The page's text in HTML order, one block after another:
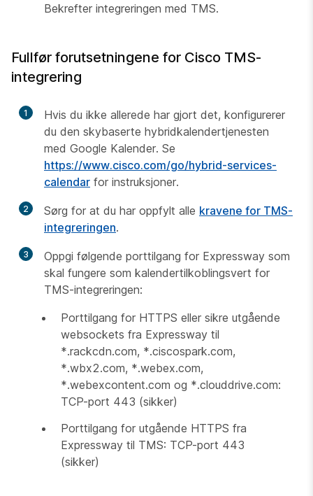
Bekrefter integreringen med TMS.
Fullfør forutsetningene for Cisco TMS-
integrering
1
Hvis du ikke allerede har gjort det, konfigurerer
du den skybaserte hybridkalendertjenesten
med Google Kalender. Se
https://www.cisco.com/go/hybrid-services-
calendar for instruksjoner.
2 Sørg for at du har oppfylt alle kravene for TMS-
integreringen.
3
Oppgi følgende porttilgang for Expressway som
skal fungere som kalendertilkoblingsvert for
TMS-integreringen:
Porttilgang for HTTPS eller sikre utgående
websockets fra Expressway til
*.rackcdn.com, *.ciscospark.com,
*.wbx2.com, *.webex.com,
*.webexcontent.com og *.clouddrive.com:
TCP-port 443 (sikker)
Porttilgang for utgående HTTPS fra
Expressway til TMS: TCP-port 443
(sikker)